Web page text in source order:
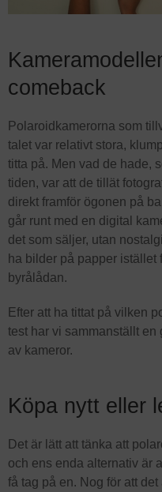
comeback
Polaroidkamerorna som
talet var relativt stora,
titta på. Men vad de hade,
tiden, var att de tillät
direkt framför ögonen på
går runt med en digital
det som säljer, utan
ha bilder på papper istället
byrålådan.
Efter att ha tittat på vilken
test har vi sammanställt
av kameror.
Köpa nytt eller
Det är lätt att tänka att
och ens enda alternativ är
få tag på en. Nog för att